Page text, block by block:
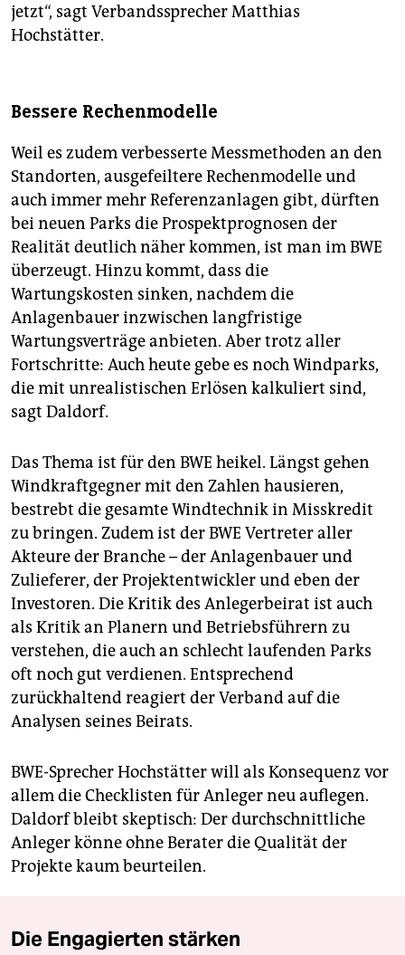
jetzt“, sagt Verbandssprecher Matthias
Hochstätter.
Bessere Rechenmodelle
Weil es zudem verbesserte Messmethoden an den
Standorten, ausgefeiltere Rechenmodelle und
auch immer mehr Referenzanlagen gibt, dürften
bei neuen Parks die Prospektprognosen der
Realität deutlich näher kommen, ist man im BWE
überzeugt. Hinzu kommt, dass die
Wartungskosten sinken, nachdem die
Anlagenbauer inzwischen langfristige
Wartungsverträge anbieten. Aber trotz aller
Fortschritte: Auch heute gebe es noch Windparks,
die mit unrealistischen Erlösen kalkuliert sind,
sagt Daldorf.
Das Thema ist für den BWE heikel. Längst gehen
Windkraftgegner mit den Zahlen hausieren,
bestrebt die gesamte Windtechnik in Misskredit
zu bringen. Zudem ist der BWE Vertreter aller
Akteure der Branche – der Anlagenbauer und
Zulieferer, der Projektentwickler und eben der
Investoren. Die Kritik des Anlegerbeirat ist auch
als Kritik an Planern und Betriebsführern zu
verstehen, die auch an schlecht laufenden Parks
oft noch gut verdienen. Entsprechend
zurückhaltend reagiert der Verband auf die
Analysen seines Beirats.
BWE-Sprecher Hochstätter will als Konsequenz vor
allem die Checklisten für Anleger neu auflegen.
Daldorf bleibt skeptisch: Der durchschnittliche
Anleger könne ohne Berater die Qualität der
Projekte kaum beurteilen.
Die Engagierten stärken